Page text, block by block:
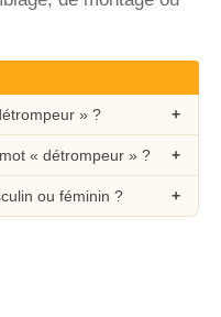
» ?
« détrompeur » ?
ou féminin ?